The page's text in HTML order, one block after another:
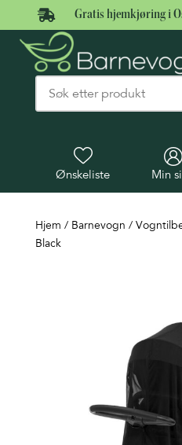
 Gratis hjemkjøring i
Ønskeliste Min
Hjem / Barnevogn /
Black